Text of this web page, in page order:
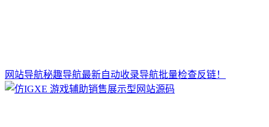
网站导航秘趣导航最新自动收录导航批量检查反链！